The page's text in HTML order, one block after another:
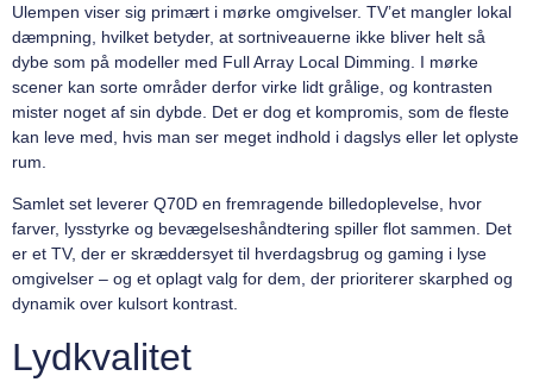
Ulempen viser sig primært i mørke omgivelser. TV’et mangler lokal
dæmpning, hvilket betyder, at sortniveauerne ikke bliver helt så
dybe som på modeller med Full Array Local Dimming. I mørke
scener kan sorte områder derfor virke lidt grålige, og kontrasten
mister noget af sin dybde. Det er dog et kompromis, som de fleste
kan leve med, hvis man ser meget indhold i dagslys eller let oplyste
rum.
Samlet set leverer Q70D en fremragende billedoplevelse, hvor
farver, lysstyrke og bevægelseshåndtering spiller flot sammen. Det
er et TV, der er skræddersyet til hverdagsbrug og gaming i lyse
omgivelser – og et oplagt valg for dem, der prioriterer skarphed og
dynamik over kulsort kontrast.
Lydkvalitet